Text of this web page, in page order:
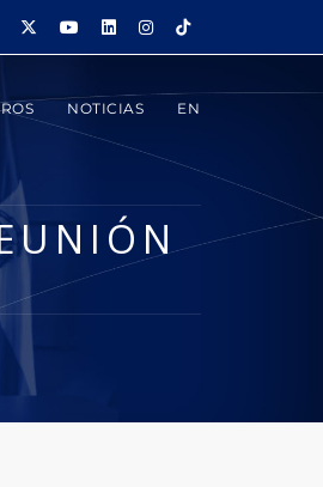
NOTICIAS EN